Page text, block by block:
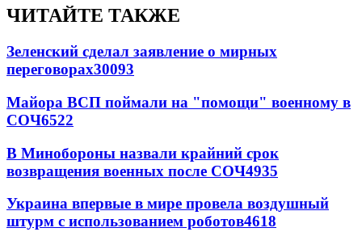
ЧИТАЙТЕ ТАКЖЕ
Зеленский сделал заявление о мирных
переговорах30093
Майора ВСП поймали на "помощи" военному в
СОЧ6522
В Минобороны назвали крайний срок
возвращения военных после СОЧ4935
Украина впервые в мире провела воздушный
штурм с использованием роботов4618